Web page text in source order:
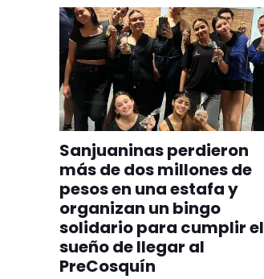
Sanjuaninas perdieron
más de dos millones de
pesos en una estafa y
organizan un bingo
solidario para cumplir el
sueño de llegar al
PreCosquín